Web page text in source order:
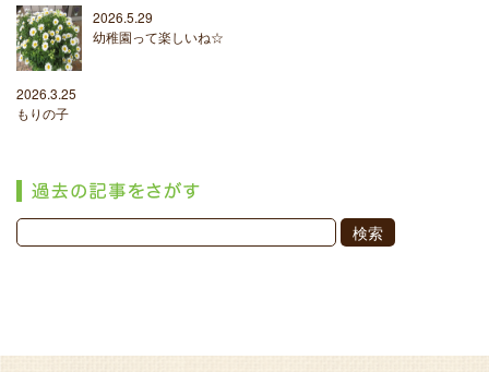
2026.5.29
幼稚園って楽しいね☆
2026.3.25
もりの子